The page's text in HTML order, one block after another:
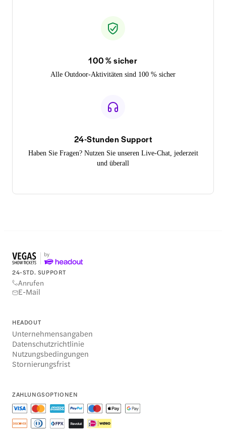
100 % sicher
Alle Outdoor-Aktivitäten sind 100 % sicher
24-Stunden Support
Haben Sie Fragen? Nutzen Sie unseren Live-Chat, jederzeit
und überall
24-STD. SUPPORT
Anrufen
E-Mail
HEADOUT
Unternehmensangaben
Datenschutzrichtlinie
Nutzungsbedingungen
Stornierungsfrist
ZAHLUNGSOPTIONEN